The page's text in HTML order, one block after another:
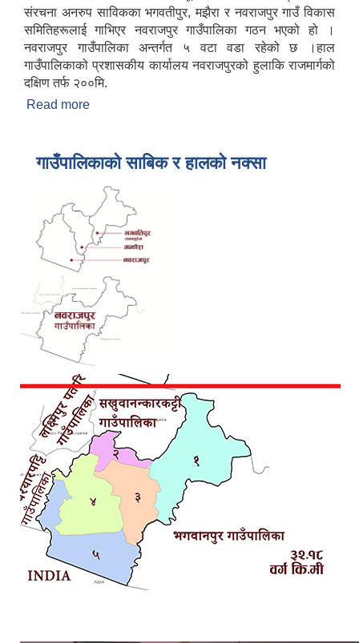
संरचना अनरुप साविकका भगवतीपुर, मझैरा र नवराजपुर गाउँ विकास
समितिहरूलाई गाभिएर नवराजपुर गाउँपालिका गठन भएको हो ।
नवराजपुर गाउँपालिका अन्तर्गत ५ वटा वडा रहेको छ ।हाल
गाउँपालिकाको प्रशासकीय कार्यालय नवराजपुरको हुलाकि राजमार्गको
दक्षिण तर्फ २००मि.
Read more
गाउँपालिकाको साबिक र हालको नक्सा